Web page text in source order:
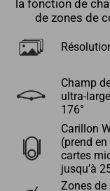
la fonction de
de zones de
Champ
ultra-
176°
Carillon
(prend
cartes
jusqu’à
Zones de